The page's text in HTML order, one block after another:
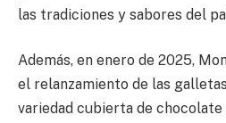
las tradiciones y sabores del
Además, en enero de 2025,
el relanzamiento de las
variedad cubierta de